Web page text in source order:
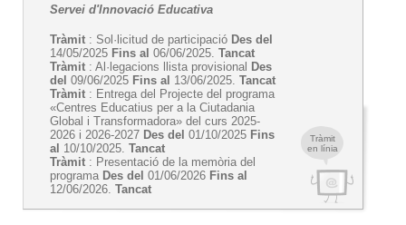
Tràmit
en línia
Servei d'Innovació Educativa
Tràmit : Sol·licitud de participació Des del
14/05/2025 Fins al 06/06/2025. Tancat
Tràmit : Al·legacions llista provisional Des
del 09/06/2025 Fins al 13/06/2025. Tancat
Tràmit : Entrega del Projecte del programa
«Centres Educatius per a la Ciutadania
Global i Transformadora» del curs 2025-
2026 i 2026-2027 Des del 01/10/2025 Fins
al 10/10/2025. Tancat
Tràmit : Presentació de la memòria del
programa Des del 01/06/2026 Fins al
12/06/2026. Tancat